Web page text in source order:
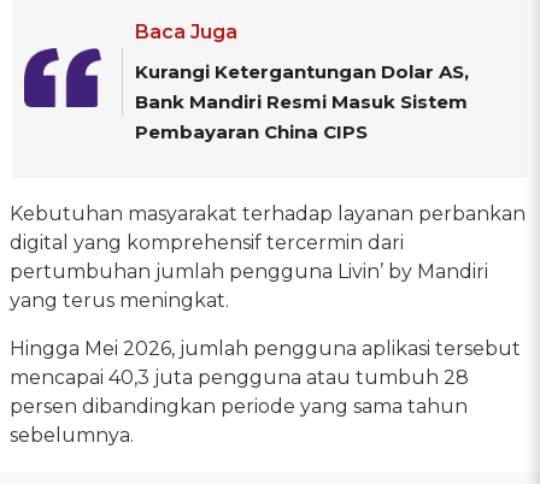
Baca Juga
Kurangi Ketergantungan Dolar AS,
Bank Mandiri Resmi Masuk Sistem
Pembayaran China CIPS
Kebutuhan masyarakat terhadap layanan perbankan
digital yang komprehensif tercermin dari
pertumbuhan jumlah pengguna Livin’ by Mandiri
yang terus meningkat.
Hingga Mei 2026, jumlah pengguna aplikasi tersebut
mencapai 40,3 juta pengguna atau tumbuh 28
persen dibandingkan periode yang sama tahun
sebelumnya.